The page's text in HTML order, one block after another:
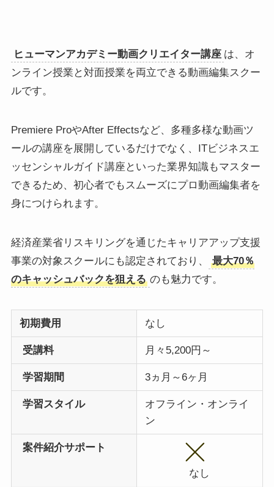
ヒューマンアカデミー動画クリエイター講座 は、オ
ンライン授業と対面授業を両立できる動画編集スクー
ルです。
Premiere ProやAfter Effectsなど、多種多様な動画ツ
ールの講座を展開しているだけでなく、ITビジネスエ
ッセンシャルガイド講座といった業界知識もマスター
できるため、初心者でもスムーズにプロ動画編集者を
身につけられます。
経済産業省リスキリングを通じたキャリアアップ支援
事業の対象スクールにも認定されており、
最大70％
のキャッシュバックを狙える のも魅力です。
初期費用 なし
受講料 月々5,200円～
学習期間 3ヵ月～6ヶ月
学習スタイル
オフライン・オンライ
ン
案件紹介サポート
なし